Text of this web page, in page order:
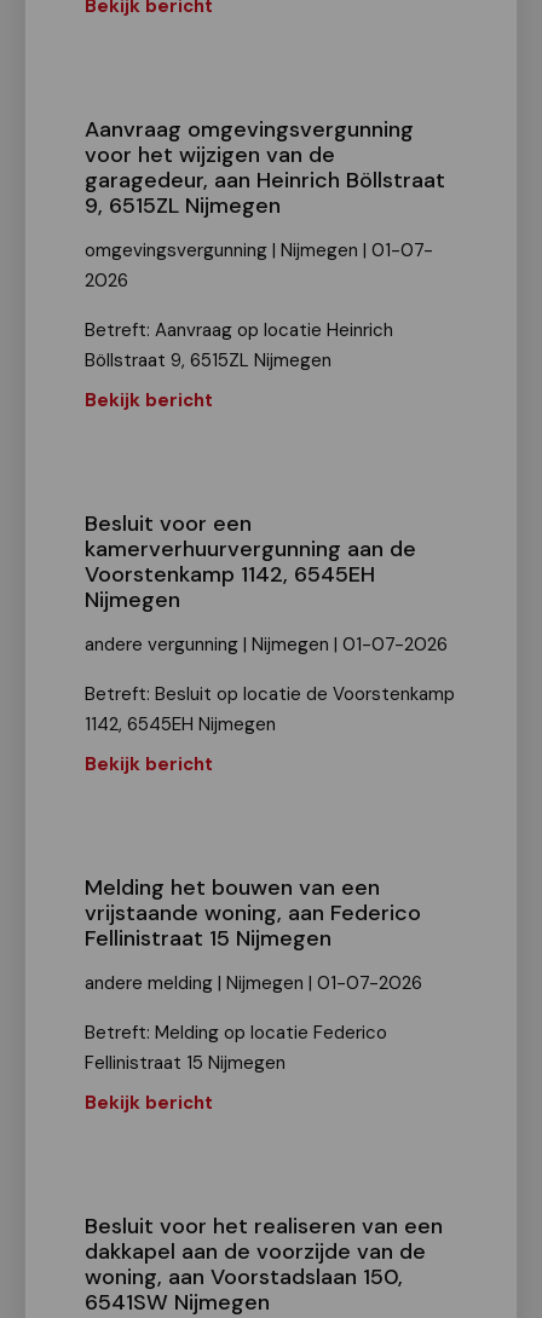
Bekijk bericht
Aanvraag omgevingsvergunning
voor het wijzigen van de
garagedeur, aan Heinrich Böllstraat
9, 6515ZL Nijmegen
omgevingsvergunning | Nijmegen | 01-07-
2026
Betreft: Aanvraag op locatie Heinrich
Böllstraat 9, 6515ZL Nijmegen
Bekijk bericht
Besluit voor een
kamerverhuurvergunning aan de
Voorstenkamp 1142, 6545EH
Nijmegen
andere vergunning | Nijmegen | 01-07-2026
Betreft: Besluit op locatie de Voorstenkamp
1142, 6545EH Nijmegen
Bekijk bericht
Melding het bouwen van een
vrijstaande woning, aan Federico
Fellinistraat 15 Nijmegen
andere melding | Nijmegen | 01-07-2026
Betreft: Melding op locatie Federico
Fellinistraat 15 Nijmegen
Bekijk bericht
Besluit voor het realiseren van een
dakkapel aan de voorzijde van de
woning, aan Voorstadslaan 150,
6541SW Nijmegen